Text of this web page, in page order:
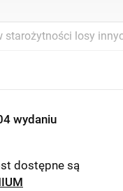
losy
wydaniu
dostępne są